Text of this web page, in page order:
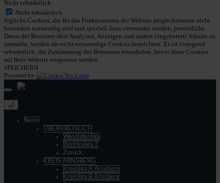
Nicht erforderlich
Nicht erforderlich
Jegliche Cookies, die für das Funktionieren der Website möglicherweise nicht
besonders notwendig sind und speziell dazu verwendet werden, persönliche
Daten der Benutzer über Analysen, Anzeigen und andere eingebettete Inhalte zu
sammeln, werden als nicht notwendige Cookies bezeichnet. Es ist zwingend
erforderlich, die Zustimmung des Benutzers einzuholen, bevor diese Cookies
auf Ihrer Website eingesetzt werden.
SPEICHERN
Powered by
🌙
News
ÜBERKREISLICH
Westfalenliga
Bezirksliga 3
Zurück
KREIS ARNSBERG
Kreisliga A Arnsberg
Kreisliga B Arnsberg